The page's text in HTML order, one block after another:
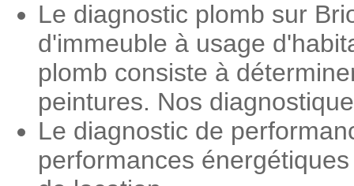
Le diagnostic plomb sur
d'immeuble à usage
plomb consiste à
peintures. Nos
Le diagnostic de
performances